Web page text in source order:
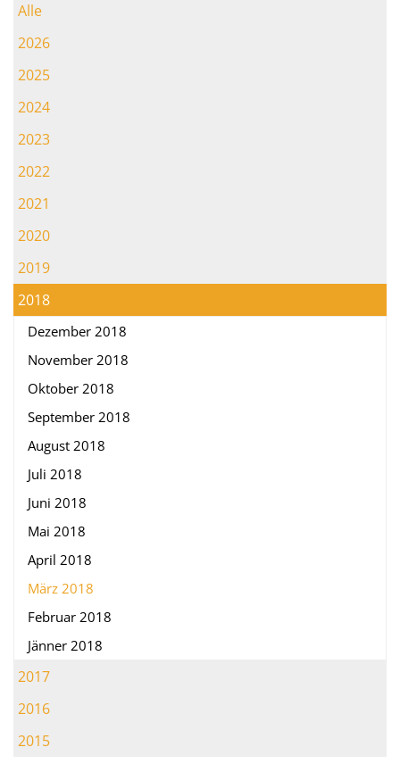
Alle
2026
2025
2024
2023
2022
2021
2020
2019
2018
Dezember 2018
November 2018
Oktober 2018
September 2018
August 2018
Juli 2018
Juni 2018
Mai 2018
April 2018
März 2018
Februar 2018
Jänner 2018
2017
2016
2015